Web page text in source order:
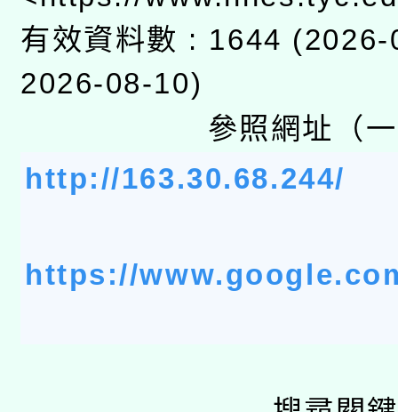
公告之原住民族歲時祭
一案。
兒童少年暑期犯罪預防
答一案
有關本府115年70歲以
人員健康講座「吃得安
心」，鼓勵退休同仁踴
案。
本校115學年度第2次
招甄選結果公告(無人
招)
適應運動共學行動站研
本館辦理115年度閱讀
礎課程
A3數位素養講師名單
有效資料數 : 1644
2026-08-10)
參照網址（
http://163.30.68.244/
https://